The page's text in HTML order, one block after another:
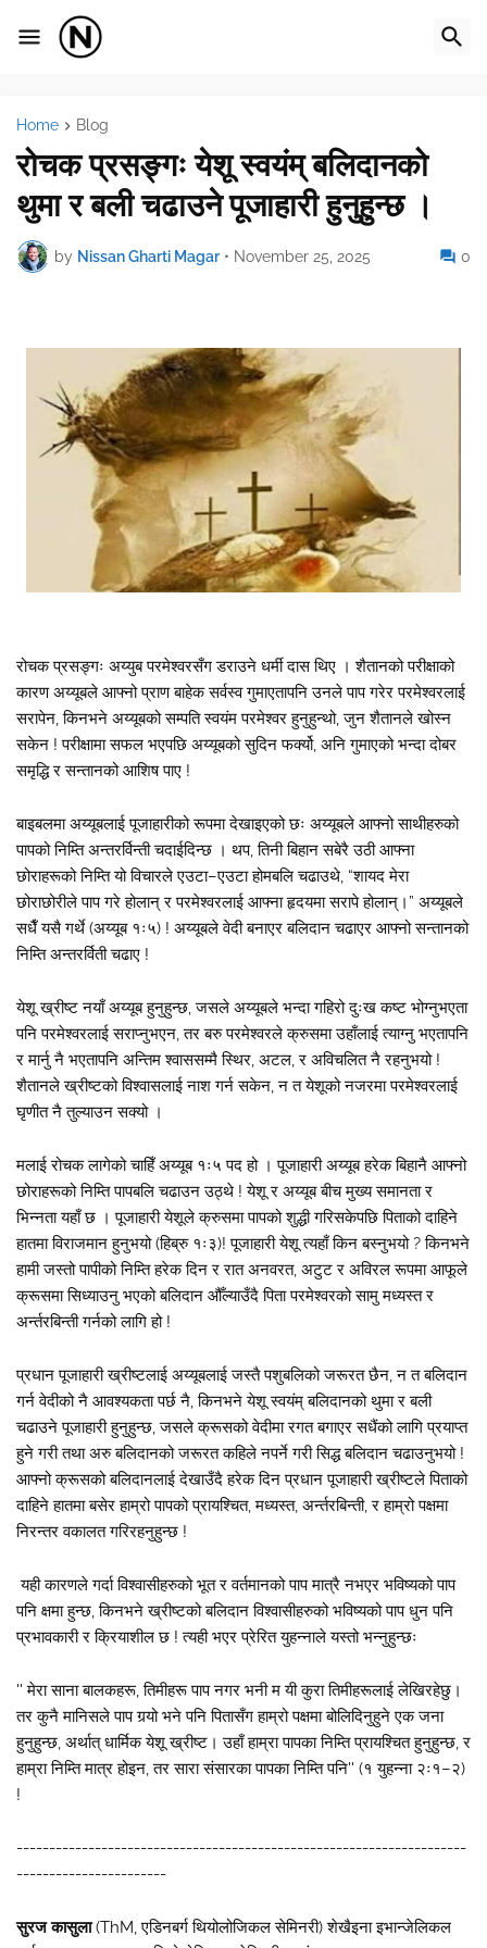
Home Blog
रोचक प्रसङ्गः येशू स्वयंम् बलिदानको
थुमा र बली चढाउने पूजाहारी हुनुहुन्छ ।
by Nissan Gharti Magar • November 25, 2025 0
रोचक प्रसङ्गः अय्युब परमेश्वरसँग डराउने धर्मी दास थिए । शैतानको परीक्षाको
कारण अय्यूबले आफ्नो प्राण बाहेक सर्वस्व गुमाएतापनि उनले पाप गरेर परमेश्वरलाई
सरापेन, किनभने अय्यूबको सम्पति स्वयंम परमेश्वर हुनुहुन्थो, जुन शैतानले खोस्न
सकेन ! परीक्षामा सफल भएपछि अय्यूबको सुदिन फर्क्यो, अनि गुमाएको भन्दा दोबर
समृद्धि र सन्तानको आशिष पाए !
बाइबलमा अय्यूबलाई पूजाहारीको रूपमा देखाइएको छः अय्यूबले आफ्नो साथीहरुको
पापको निम्ति अन्तरर्विन्ती चदाईदिन्छ । थप, तिनी बिहान सबेरै उठी आफ्ना
छोराहरूको निम्ति यो विचारले एउटा–एउटा होमबलि चढाउथे, “शायद मेरा
छोराछोरीले पाप गरे होलान् र परमेश्वरलाई आफ्ना हृदयमा सरापे होलान्।” अय्यूबले
सधैँ यसै गर्थे (अय्यूब १ः५) ! अय्यूबले वेदी बनाएर बलिदान चढाएर आफ्नो सन्तानको
निम्ति अन्तरर्विती चढाए !
येशू ख्रीष्ट नयाँ अय्यूब हुनुहुन्छ, जसले अय्यूबले भन्दा गहिरो दुःख कष्ट भोग्नुभएता
पनि परमेश्वरलाई सराप्नुभएन, तर बरु परमेश्वरले क्रुसमा उहाँलाई त्याग्नु भएतापनि
र मार्नु नै भएतापनि अन्तिम श्वाससम्मै स्थिर, अटल, र अविचलित नै रहनुभयो !
शैतानले ख्रीष्टको विश्वासलाई नाश गर्न सकेन, न त येशूको नजरमा परमेश्वरलाई
घृणीत नै तुल्याउन सक्यो ।
मलाई रोचक लागेको चाहिँ अय्यूब १ः५ पद हो । पूजाहारी अय्यूब हरेक बिहानै आफ्नो
छोराहरूको निम्ति पापबलि चढाउन उठ्थे ! येशू र अय्यूब बीच मुख्य समानता र
भिन्नता यहाँ छ । पूजाहारी येशूले क्रुसमा पापको शुद्धी गरिसकेपछि पिताको दाहिने
हातमा विराजमान हुनुभयो (हिब्रु १ः३)! पूजाहारी येशू त्यहाँ किन बस्नुभयो ? किनभने
हामी जस्तो पापीको निम्ति हरेक दिन र रात अनवरत, अटुट र अविरल रूपमा आफूले
क्रूसमा सिध्याउनु भएको बलिदान औँल्याउँदै पिता परमेश्वरको सामु मध्यस्त र
अर्न्तरबिन्ती गर्नको लागि हो !
प्रधान पूजाहारी ख्रीष्टलाई अय्यूबलाई जस्तै पशुबलिको जरूरत छैन, न त बलिदान
गर्न वेदीको नै आवश्यकता पर्छ नै, किनभने येशू स्वयंम् बलिदानको थुमा र बली
चढाउने पूजाहारी हुनुहुन्छ, जसले क्रूसको वेदीमा रगत बगाएर सधैंको लागि प्रयाप्त
हुने गरी तथा अरु बलिदानको जरूरत कहिले नपर्ने गरी सिद्ध बलिदान चढाउनुभयो !
आफ्नो क्रूसको बलिदानलाई देखाउँदै हरेक दिन प्रधान पूजाहारी ख्रीष्टले पिताको
दाहिने हातमा बसेर हाम्रो पापको प्रायश्चित, मध्यस्त, अर्न्तरबिन्ती, र हाम्रो पक्षमा
निरन्तर वकालत गरिरहनुहुन्छ !
यही कारणले गर्दा विश्वासीहरुको भूत र वर्तमानको पाप मात्रै नभएर भविष्यको पाप
पनि क्षमा हुन्छ, किनभने ख्रीष्टको बलिदान विश्वासीहरुको भविष्यको पाप धुन पनि
प्रभावकारी र क्रियाशील छ ! त्यही भएर प्रेरित युहन्नाले यस्तो भन्नुहुन्छः
'' मेरा साना बालकहरू, तिमीहरू पाप नगर भनी म यी कुरा तिमीहरूलाई लेखिरहेछु।
तर कुनै मानिसले पाप गर्‍यो भने पनि पितासँग हाम्रो पक्षमा बोलिदिनुहुने एक जना
हुनुहुन्छ, अर्थात् धार्मिक येशू ख्रीष्ट। उहाँ हाम्रा पापका निम्ति प्रायश्चित हुनुहुन्छ, र
हाम्रा निम्ति मात्र होइन, तर सारा संसारका पापका निम्ति पनि'' (१ युहन्ना २ः१–२)
!
---------------------------------------------------------------------
-----------------------
सुरज कासुला(ThM, एडिनबर्ग थियोलोजिकल सेमिनरी) शेखैइना इभान्जेलिकल